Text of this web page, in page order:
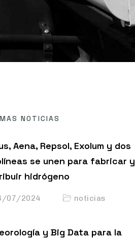
NOTICIAS
Aena, Repsol, Exolum y dos
se unen para fabricar y
hidrógeno
07/2024 noticias
y Big Data para la